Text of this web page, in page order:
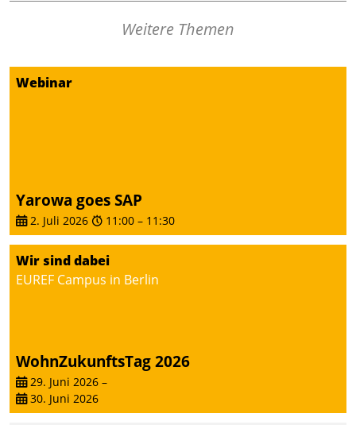
Weitere Themen
Webinar
Yarowa goes SAP
2. Juli 2026 11:00 – 11:30
Wir sind dabei
EUREF Campus in Berlin
WohnZukunftsTag 2026
29. Juni 2026 –
30. Juni 2026